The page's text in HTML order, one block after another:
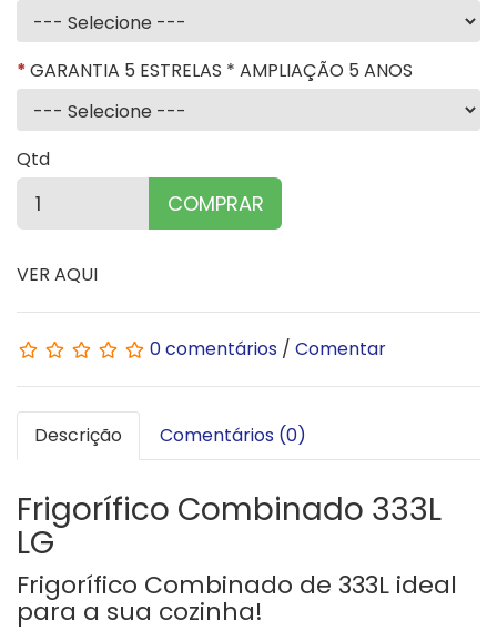
GARANTIA 5 ESTRELAS * AMPLIAÇÃO 5 ANOS
Qtd
COMPRAR
VER AQUI
0 comentários / Comentar
Descrição Comentários (0)
Frigorífico Combinado 333L
LG
Frigorífico Combinado de 333L ideal
para a sua cozinha!